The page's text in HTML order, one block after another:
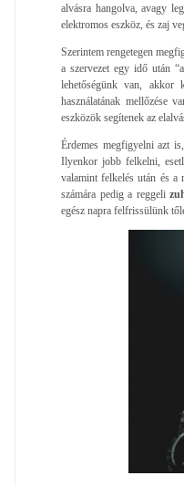
alvásra hangolva, avagy
elektromos eszköz, és zaj
Szerintem rengetegen
a szervezet egy idő után
lehetőségünk van, akkor
használatának mellőzése
eszközök segítenek az
Érdemes megfigyelni azt
Ilyenkor jobb felkelni,
valamint felkelés után és a
számára pedig a reggeli
egész napra felfrissülünk